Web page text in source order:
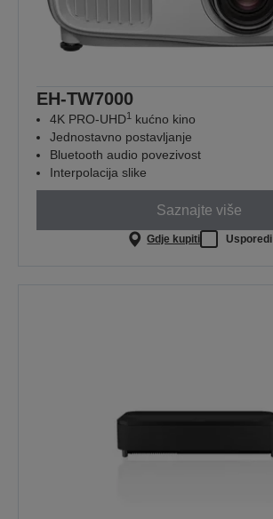
EH-TW7000
4K PRO-UHD1 kućno kino
Jednostavno postavljanje
Bluetooth audio povezivost
Interpolacija slike
Saznajte više
Gdje kupiti Usporedi